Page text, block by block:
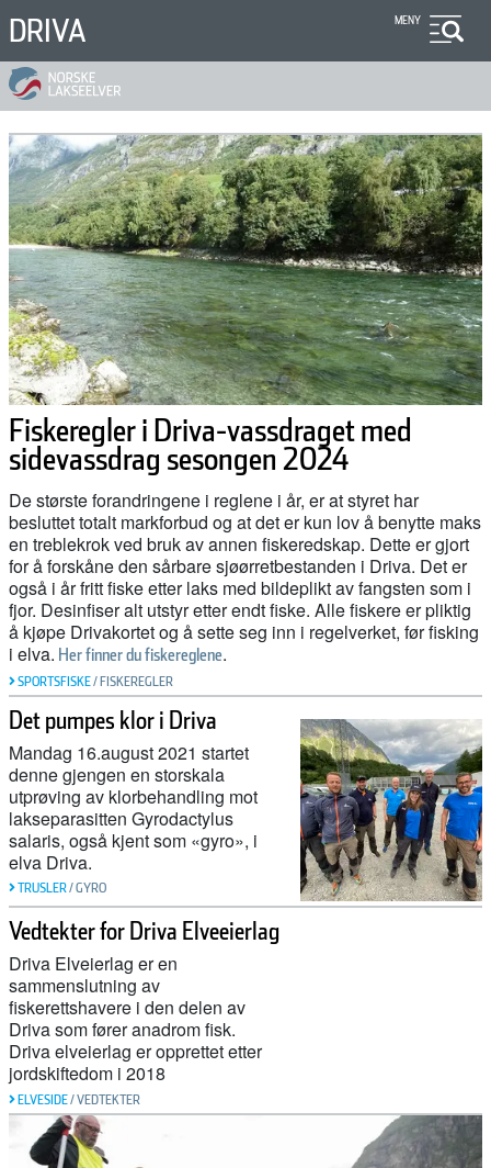
Hopp
til
hovedinnhold
DRIVA MENY
Fiskeregler i Driva-vassdraget med
sidevassdrag sesongen 2024
De største forandringene i reglene i år, er at styret har
besluttet totalt markforbud og at det er kun lov å benytte maks
en treblekrok ved bruk av annen fiskeredskap. Dette er gjort
for å forskåne den sårbare sjøørretbestanden i Driva. Det er
også i år fritt fiske etter laks med bildeplikt av fangsten som i
fjor. Desinfiser alt utstyr etter endt fiske. Alle fiskere er pliktig
å kjøpe Drivakortet og å sette seg inn i regelverket, før fisking
i elva. Her finner du fiskereglene.
SPORTSFISKE/ FISKEREGLER
Det pumpes klor i Driva
Mandag 16.august 2021 startet
denne gjengen en storskala
utprøving av klorbehandling mot
lakseparasitten Gyrodactylus
salaris, også kjent som «gyro», i
elva Driva.
TRUSLER/GYRO
Vedtekter for Driva Elveeierlag
Driva Elveierlag er en
sammenslutning av
fiskerettshavere i den delen av
Driva som fører anadrom fisk.
Driva elveierlag er opprettet etter
jordskiftedom i 2018
ELVESIDE/VEDTEKTER